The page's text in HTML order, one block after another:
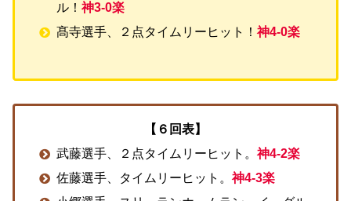
ル！神3-0楽
髙寺選手、２点タイムリーヒット！神4-0楽
【６回表】
武藤選手、２点タイムリーヒット。神4-2楽
佐藤選手、タイムリーヒット。神4-3楽